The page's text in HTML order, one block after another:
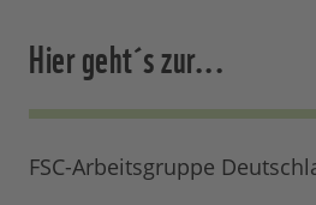
Hier geht´s zur...
FSC-Arbeitsgruppe